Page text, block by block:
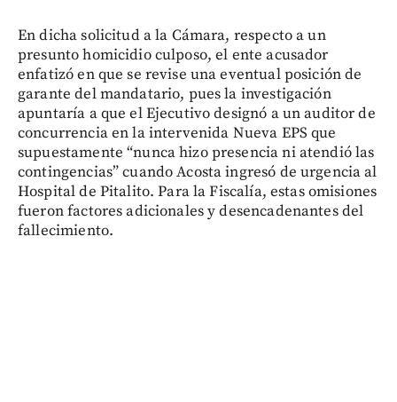
En dicha solicitud a la Cámara, respecto a un
presunto homicidio culposo, el ente acusador
enfatizó en que se revise una eventual posición de
garante del mandatario, pues la investigación
apuntaría a que el Ejecutivo designó a un auditor de
concurrencia en la intervenida Nueva EPS que
supuestamente “nunca hizo presencia ni atendió las
contingencias” cuando Acosta ingresó de urgencia al
Hospital de Pitalito. Para la Fiscalía, estas omisiones
fueron factores adicionales y desencadenantes del
fallecimiento.